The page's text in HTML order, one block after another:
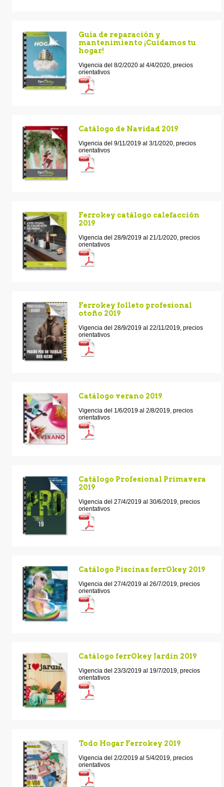
Guía de reparación y
mantenimiento ¡Cuidamos tu
hogar!
Vigencia del 8/2/2020 al 4/4/2020, precios
orientativos
Catálogo de Navidad 2019
Vigencia del 9/11/2019 al 3/1/2020, precios
orientativos
Ferrokey catálogo calefacción
2019
Vigencia del 28/9/2019 al 21/1/2020, precios
orientativos
Ferrokey folleto profesional
otoño 2019
Vigencia del 28/9/2019 al 22/11/2019, precios
orientativos
Catálogo verano 2019
Vigencia del 1/6/2019 al 2/8/2019, precios
orientativos
Catálogo Profesional Primavera
2019
Vigencia del 27/4/2019 al 30/6/2019, precios
orientativos
Catálogo Piscinas ferrOkey 2019
Vigencia del 27/4/2019 al 26/7/2019, precios
orientativos
Catálogo ferrOkey Jardín 2019
Vigencia del 23/3/2019 al 19/7/2019, precios
orientativos
Todo Hogar Ferrokey 2019
Vigencia del 2/2/2019 al 5/4/2019, precios
orientativos